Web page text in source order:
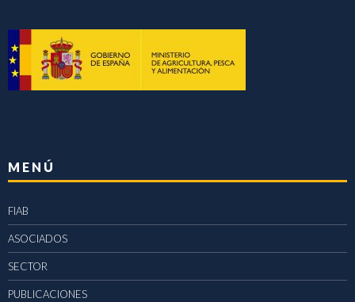
MENÚ
FIAB
ASOCIADOS
SECTOR
PUBLICACIONES